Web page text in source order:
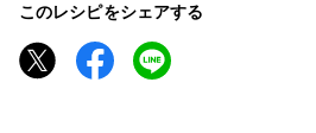
このレシピをシェアする